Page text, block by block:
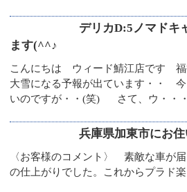
デリカD:5ノマドキ
ます(^^♪
こんにちは ウィード鯖江店です 福
大雪になる予報が出ています・・
いのですが・・(笑) さて、ウ・・・
兵庫県加東市にお
〈お客様のコメント〉 素敵な車が
の仕上がりでした。これからプラ